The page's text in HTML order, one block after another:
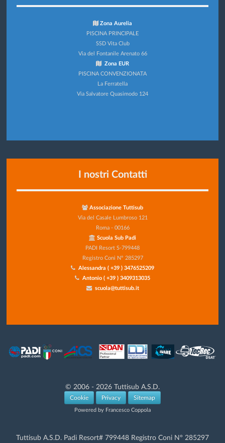
Zona Aurelia
PISCINA PRINCIPALE
SSD Vita Club
Via del Fontanile Arenato 66
Zona EUR
PISCINA CONVENZIONATA
La Ferratella
Via Salvatore Quasimodo 124
I nostri Contatti
Associazione Tuttisub
Via del Casale Lumbroso 121
Roma - 00166
Scuola Sub Padi
PADI Resort S-799448
Registro Coni N° 285297
Alessandra ( +39 ) 3476525209
Antonio ( +39 ) 3409313035
scuola@tuttisub.it
© 2006 - 2026 Tuttisub A.S.D.
Cookie Privacy Sitemap
Powered by Francesco Coppola
Tuttisub A.S.D. Padi Resort# 799448 Registro Coni N° 285297